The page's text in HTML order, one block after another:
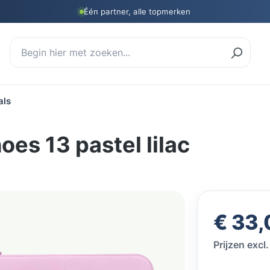
Één partner, alle topmerken
13 pastel lilac
Normale
€
Prijzen